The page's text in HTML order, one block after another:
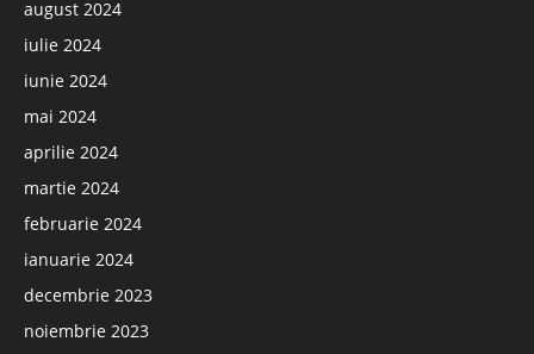
august 2024
iulie 2024
iunie 2024
mai 2024
aprilie 2024
martie 2024
februarie 2024
ianuarie 2024
decembrie 2023
noiembrie 2023